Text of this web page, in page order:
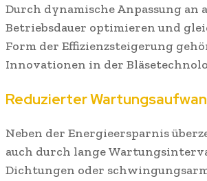
Durch dynamische Anpassung an
Betriebsdauer optimieren und
Form der Effizienzsteigerung
Innovationen in der
Reduzierter
Neben der Energieersparnis
auch durch lange
Dichtungen oder